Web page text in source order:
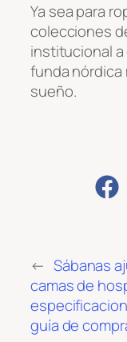
Ya sea para
colecciones
institucional
funda nórdica
sueño.
← Sábanas
camas de
guía de